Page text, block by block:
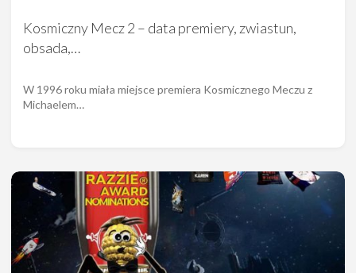
Kosmiczny Mecz 2 – data premiery, zwiastun,
obsada,…
W 1996 roku miała miejsce premiera Kosmicznego Meczu z
Michaelem…